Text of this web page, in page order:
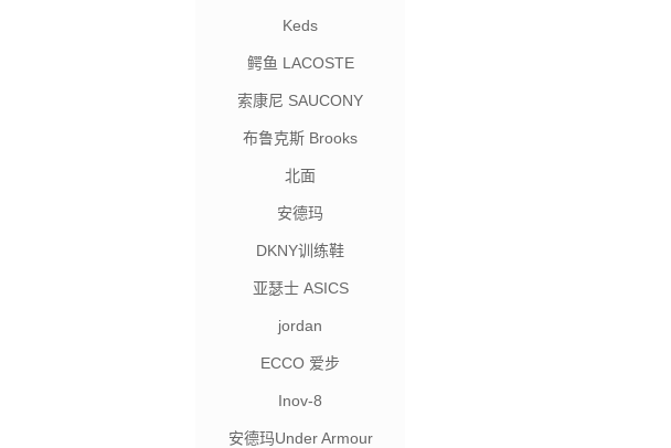
Keds
鳄鱼 LACOSTE
索康尼 SAUCONY
布鲁克斯 Brooks
北面
安德玛
DKNY训练鞋
亚瑟士 ASICS
jordan
ECCO 爱步
Inov-8
安德玛Under Armour